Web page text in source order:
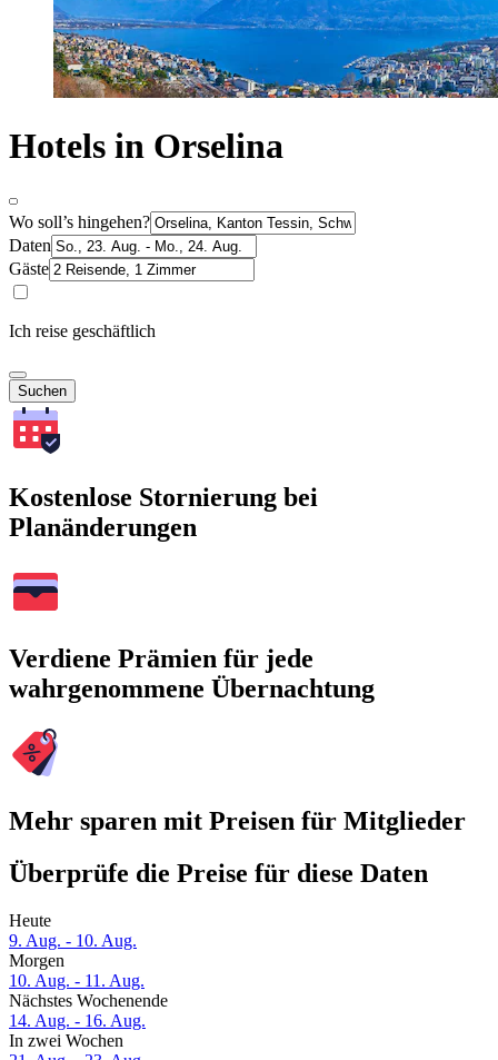
Hotels in Orselina
Wo soll’s hingehen?
Daten
Gäste
Ich reise geschäftlich
Suchen
Kostenlose Stornierung bei
Planänderungen
Verdiene Prämien für jede
wahrgenommene Übernachtung
Mehr sparen mit Preisen für Mitglieder
Überprüfe die Preise für diese Daten
Heute
9. Aug. - 10. Aug.
Morgen
10. Aug. - 11. Aug.
Nächstes Wochenende
14. Aug. - 16. Aug.
In zwei Wochen